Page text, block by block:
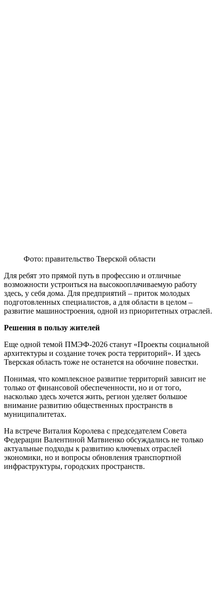
Фото: правительство Тверской области
Для ребят это прямой путь в профессию и отличные
возможности устроиться на высокооплачиваемую работу
здесь, у себя дома. Для предприятий – приток молодых
подготовленных специалистов, а для области в целом –
развитие машиностроения, одной из приоритетных отраслей.
Решения в пользу жителей
Еще одной темой ПМЭФ-2026 станут «Проекты социальной
архитектуры и создание точек роста территорий». И здесь
Тверская область тоже не останется на обочине повестки.
Понимая, что комплексное развитие территорий зависит не
только от финансовой обеспеченности, но и от того,
насколько здесь хочется жить, регион уделяет большое
внимание развитию общественных пространств в
муниципалитетах.
На встрече Виталия Королева с председателем Совета
Федерации Валентиной Матвиенко обсуждались не только
актуальные подходы к развитию ключевых отраслей
экономики, но и вопросы обновления транспортной
инфраструктуры, городских пространств.